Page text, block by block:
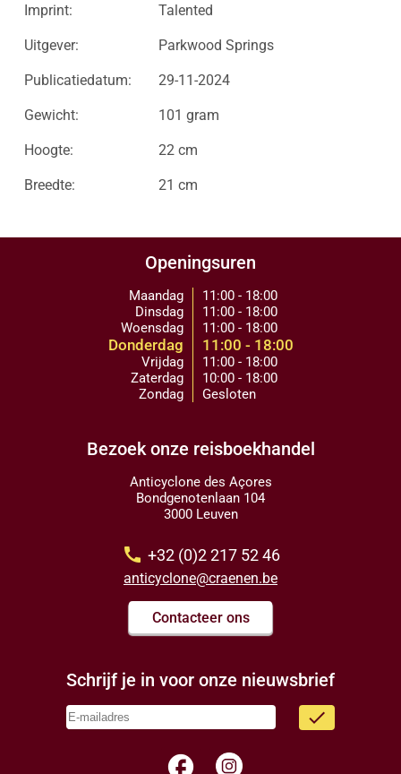
Imprint: Talented
Uitgever: Parkwood Springs
Publicatiedatum: 29-11-2024
Gewicht: 101 gram
Hoogte: 22 cm
Breedte: 21 cm
Openingsuren
Maandag
Dinsdag
Woensdag
Donderdag
Vrijdag
Zaterdag
Zondag
11:00 - 18:00
11:00 - 18:00
11:00 - 18:00
11:00 - 18:00
11:00 - 18:00
10:00 - 18:00
Gesloten
Bezoek onze reisboekhandel
Anticyclone des Açores
Bondgenotenlaan 104
3000 Leuven
call +32 (0)2 217 52 46
anticyclone@craenen.be
Contacteer ons
Schrijf je in voor onze nieuwsbrief
done
facebook